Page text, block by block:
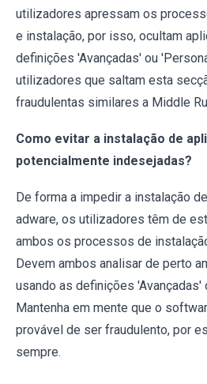
utilizadores apressam os
e instalação, por isso, ocultam
definições 'Avançadas' ou
utilizadores que saltam esta
fraudulentas similares a Middle
Como evitar a instalação de
potencialmente indesejadas?
De forma a impedir a instalação
adware, os utilizadores têm de
ambos os processos de
Devem ambos analisar de perto
usando as definições 'Avançadas'
Mantenha em mente que o
provável de ser fraudulento, por
sempre.